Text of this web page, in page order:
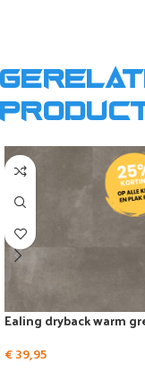
Ealing dryback warm
€39,95